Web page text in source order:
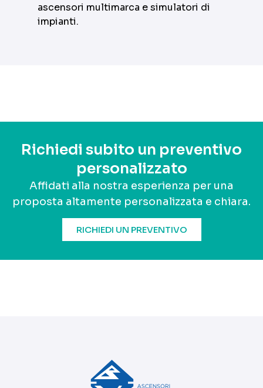
ascensori multimarca e simulatori di
impianti.
Richiedi subito un preventivo
personalizzato
Affidati alla nostra esperienza per una
proposta altamente personalizzata e chiara.
RICHIEDI UN PREVENTIVO